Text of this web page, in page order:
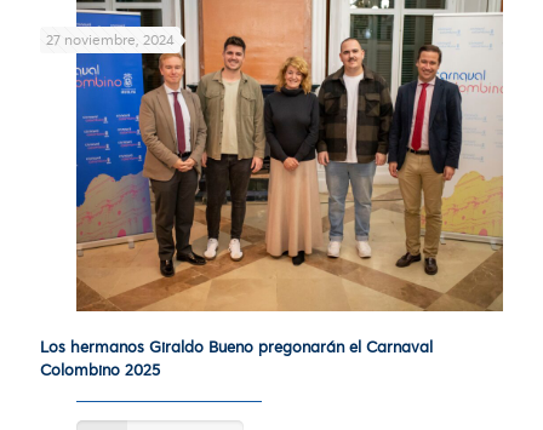
27 noviembre, 2024
Los hermanos Giraldo Bueno pregonarán el Carnaval
Colombino 2025